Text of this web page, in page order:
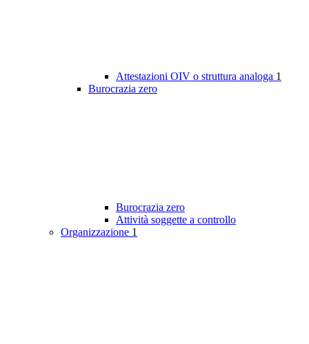
Attestazioni OIV o struttura analoga 1
Burocrazia zero
Burocrazia zero
Attività soggette a controllo
Organizzazione 1